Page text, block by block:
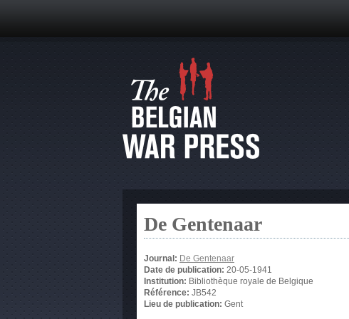
De Gentenaar
Journal: De Gentenaar
Date de publication: 20-05-1941
Institution: Bibliothèque royale de Belgique
Référence: JB542
Lieu de publication: Gent